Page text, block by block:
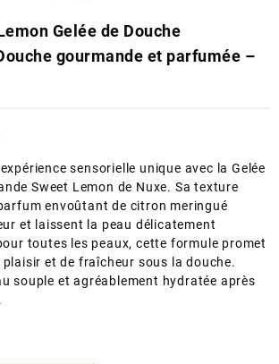
Gelée de Douche
gourmande et parfumée –
sensorielle unique avec la Gelée
Sweet Lemon de Nuxe. Sa texture
envoûtant de citron meringué
et laissent la peau délicatement
toutes les peaux, cette formule promet
et de fraîcheur sous la douche.
souple et agréablement hydratée après